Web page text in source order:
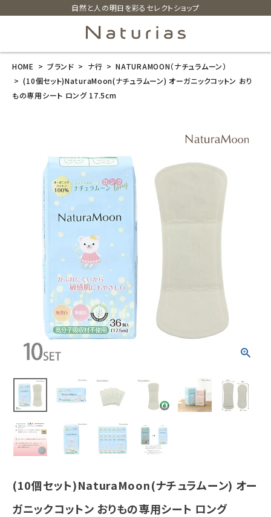
自然と人の明日を彩るセレクトショップ
search
(10個セット)N
aturaMoon
(ナチュラムー
ン) オーガニッ
クコットン おり
もの専用シー
ト ロング 17.5
(税込)
ホーム
新商品
カテゴリーから探す
美容・コスメ・香水
HOME ブランド ナ行
NATURAMOON（ナチュラムーン）
(10個セット)NaturaMoon(ナチュラムーン) オーガニックコットン おり
もの専用シート ロング 17.5cm
(10個セット)NaturaMoon(ナチュラムーン) オー
ガニックコットン おりもの専用シート ロング